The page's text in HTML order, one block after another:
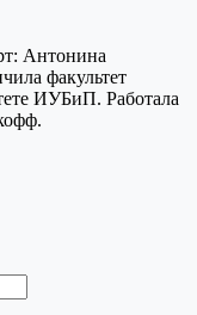
Антонина
факультет
ИУБиП. Работала